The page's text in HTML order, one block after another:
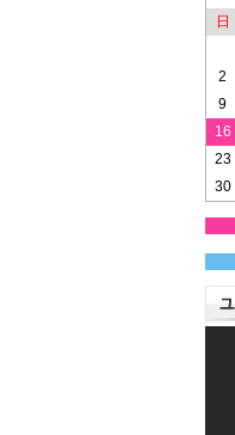
日
2
9
16
23
30